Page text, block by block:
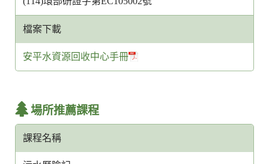
檔案下載
安平水資源回收中心手冊
場所推薦課程
課程名稱